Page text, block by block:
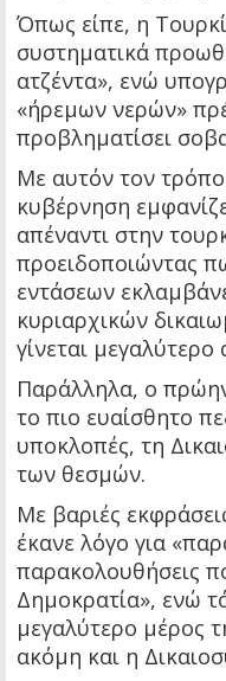
Όπως είπε, η
συστηματικά
ατζέντα», ενώ
«ήρεμων νερών»
προβληματίσει
Με αυτόν τον
κυβέρνηση
απέναντι στην
προειδοποιώντας
εντάσεων
κυριαρχικών
γίνεται
Παράλληλα, ο
το πιο ευαίσθητο
υποκλοπές, τη
των θεσμών.
Με βαριές
έκανε λόγο για
παρακολουθήσεις
Δημοκρατία», ενώ
μεγαλύτερο μέρος
ακόμη και η